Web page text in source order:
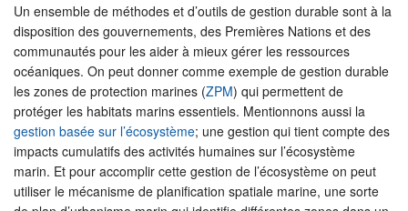
Un ensemble de méthodes et d’outils de gestion durable sont à la
disposition des gouvernements, des Premières Nations et des
communautés pour les aider à mieux gérer les ressources
océaniques. On peut donner comme exemple de gestion durable
les zones de protection marines (ZPM) qui permettent de
protéger les habitats marins essentiels. Mentionnons aussi la
gestion basée sur l’écosystème; une gestion qui tient compte des
impacts cumulatifs des activités humaines sur l’écosystème
marin. Et pour accomplir cette gestion de l’écosystème on peut
utiliser le mécanisme de planification spatiale marine, une sorte